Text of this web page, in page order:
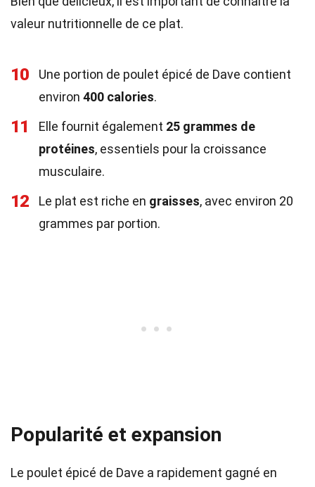
valeur nutritionnelle de ce plat.
10
Une portion de poulet épicé de Dave contient
environ 400 calories.
11 Elle fournit également 25 grammes de
protéines, essentiels pour la croissance
musculaire.
12 Le plat est riche en graisses, avec environ 20
grammes par portion.
Popularité et expansion
Le poulet épicé de Dave a rapidement gagné en